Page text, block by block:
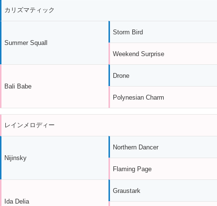
カリズマティック
Summer Squall
Bali Babe
Storm Bird
Weekend Surprise
Drone
Polynesian Charm
レインメロディー
Nijinsky
Ida Delia
Northern Dancer
Flaming Page
Graustark